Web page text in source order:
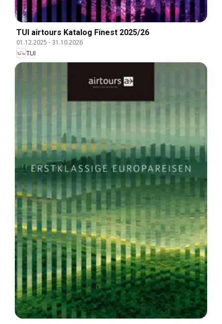
TUI airtours Katalog Finest 2025/26
01.12.2025 -31.10.2026
TUI